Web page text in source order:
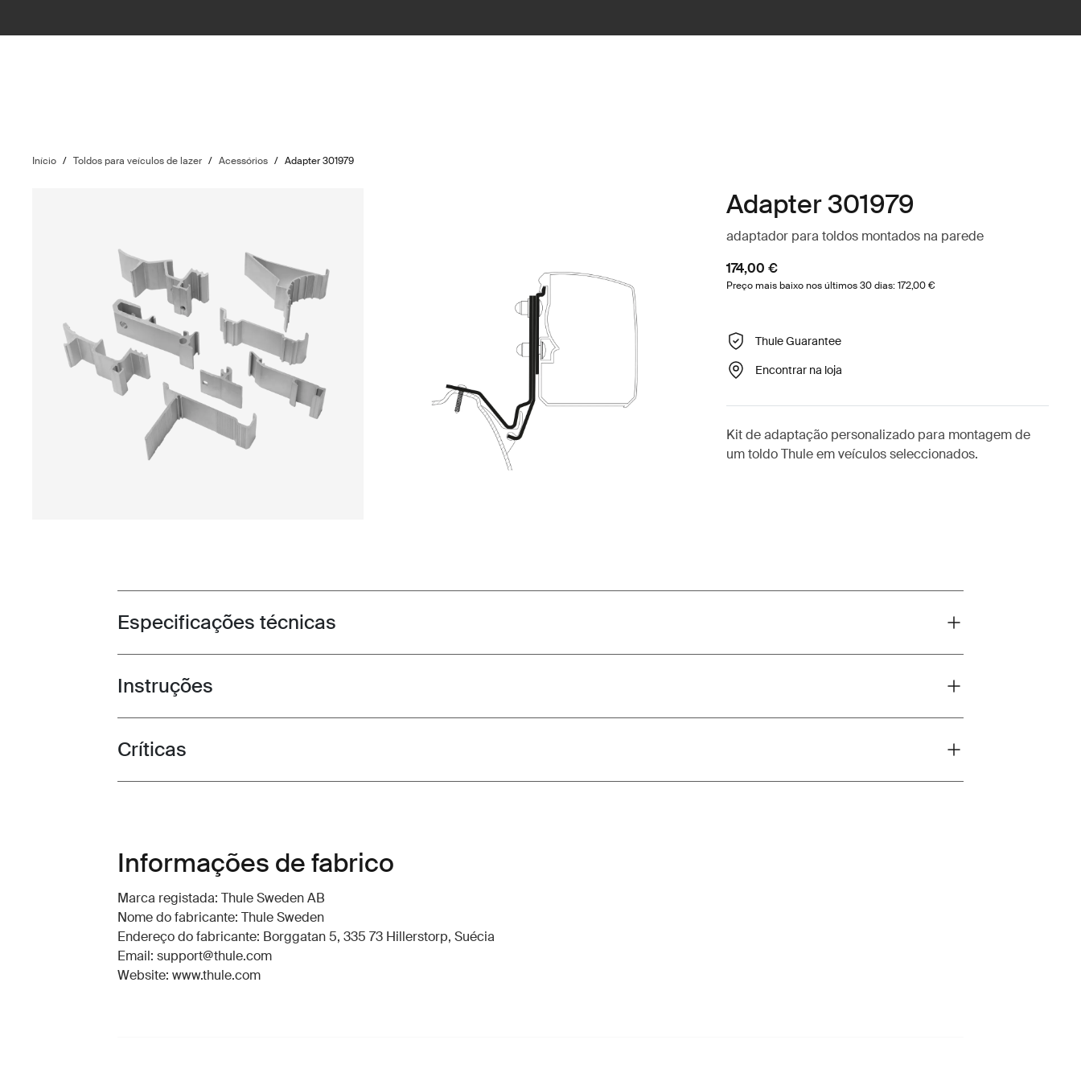
Início / Toldos para veículos de lazer / Acessórios / Adapter 301979
Adapter 301979
adaptador para toldos montados na parede
174,00 €
Preço mais baixo nos últimos 30 dias: 172,00 €
Thule Guarantee
Encontrar na loja
Kit de adaptação personalizado para montagem de
um toldo Thule em veículos seleccionados.
Toggle techspec
Especificações técnicas
Toggle guides and instructions
Instruções
Toggle overview
Críticas
Informações de fabrico
Marca registada: Thule Sweden AB
Nome do fabricante: Thule Sweden
Endereço do fabricante: Borggatan 5, 335 73 Hillerstorp, Suécia
Email: support@thule.com
Website: www.thule.com